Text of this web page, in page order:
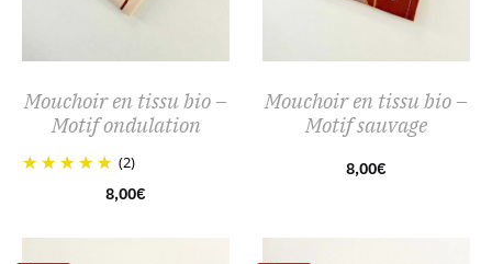
Mouchoir en tissu bio –
Motif ondulation
(2)
8,00€
Mouchoir en tissu bio –
Motif sauvage
8,00€